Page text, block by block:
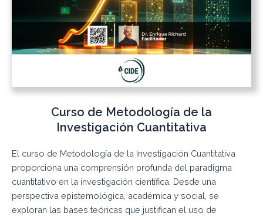
Curso de Metodología de la
Investigación Cuantitativa
El curso de Metodología de la Investigación Cuantitativa
proporciona una comprensión profunda del paradigma
cuantitativo en la investigación científica. Desde una
perspectiva epistemológica, académica y social, se
exploran las bases teóricas que justifican el uso de